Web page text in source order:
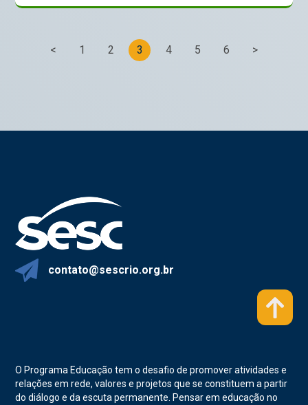
< 1 2 3 4 5 6 >
contato@sescrio.org.br
O Programa Educação tem o desafio de promover atividades e
relações em rede, valores e projetos que se constituem a partir
do diálogo e da escuta permanente. Pensar em educação no